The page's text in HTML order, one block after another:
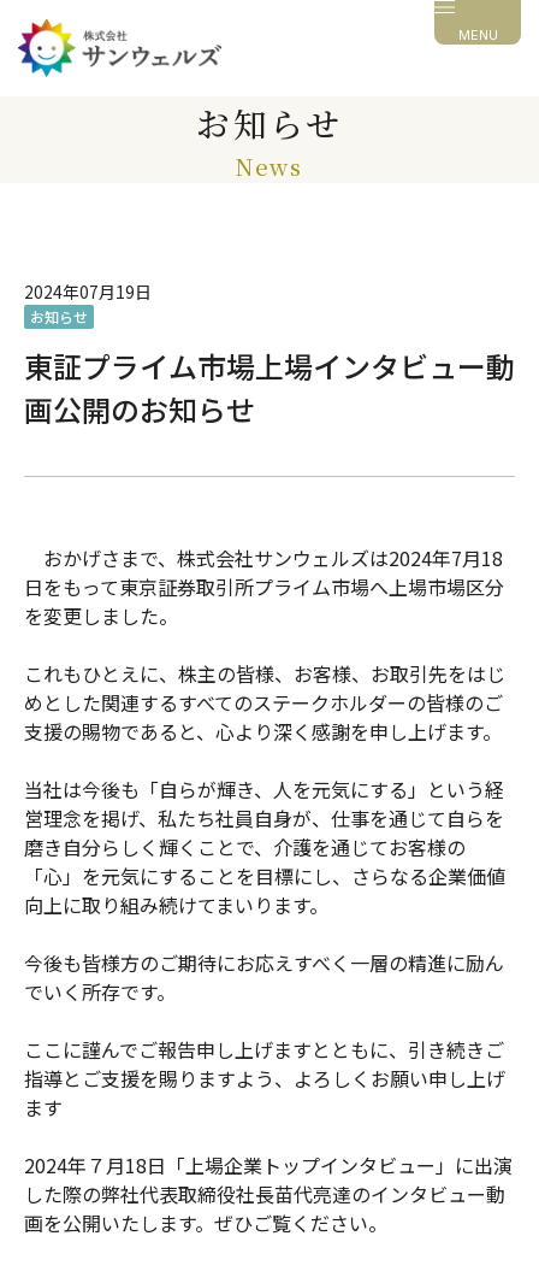
MENU
お知らせ
News
2024年07月19日
お知らせ
東証プライム市場上場インタビュー動
画公開のお知らせ
おかげさまで、株式会社サンウェルズは2024年7月18
日をもって東京証券取引所プライム市場へ上場市場区分
を変更しました。
これもひとえに、株主の皆様、お客様、お取引先をはじ
めとした関連するすべてのステークホルダーの皆様のご
支援の賜物であると、心より深く感謝を申し上げます。
当社は今後も「自らが輝き、人を元気にする」という経
営理念を掲げ、私たち社員自身が、仕事を通じて自らを
磨き自分らしく輝くことで、介護を通じてお客様の
「心」を元気にすることを目標にし、さらなる企業価値
向上に取り組み続けてまいります。
今後も皆様方のご期待にお応えすべく一層の精進に励ん
でいく所存です。
ここに謹んでご報告申し上げますとともに、引き続きご
指導とご支援を賜りますよう、よろしくお願い申し上げ
ます
2024年７月18日「上場企業トップインタビュー」に出演
した際の弊社代表取締役社長苗代亮達のインタビュー動
画を公開いたします。ぜひご覧ください。